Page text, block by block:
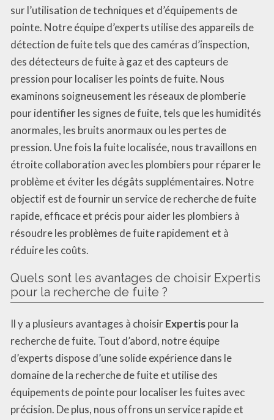
sur l’utilisation de techniques et d’équipements de
pointe. Notre équipe d’experts utilise des appareils de
détection de fuite tels que des caméras d’inspection,
des détecteurs de fuite à gaz et des capteurs de
pression pour localiser les points de fuite. Nous
examinons soigneusement les réseaux de plomberie
pour identifier les signes de fuite, tels que les humidités
anormales, les bruits anormaux ou les pertes de
pression. Une fois la fuite localisée, nous travaillons en
étroite collaboration avec les plombiers pour réparer le
problème et éviter les dégâts supplémentaires. Notre
objectif est de fournir un service de recherche de fuite
rapide, efficace et précis pour aider les plombiers à
résoudre les problèmes de fuite rapidement et à
réduire les coûts.
Quels sont les avantages de choisir Expertis
pour la recherche de fuite ?
Il y a plusieurs avantages à choisirExpertispour la
recherche de fuite. Tout d’abord, notre équipe
d’experts dispose d’une solide expérience dans le
domaine de la recherche de fuite et utilise des
équipements de pointe pour localiser les fuites avec
précision. De plus, nous offrons un service rapide et